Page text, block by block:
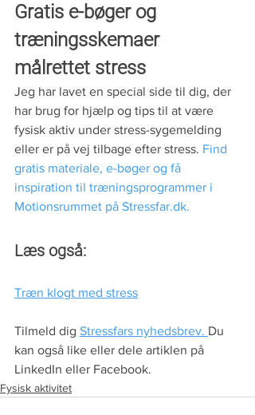
Gratis e-bøger og
træningsskemaer
målrettet stress
Jeg har lavet en special side til dig, der
har brug for hjælp og tips til at være
fysisk aktiv under stress-sygemelding
eller er på vej tilbage efter stress. Find
gratis materiale, e-bøger og få
inspiration til træningsprogrammer i
Motionsrummet på Stressfar.dk.
Læs også:
Træn klogt med stress
Tilmeld dig Stressfars nyhedsbrev. Du
kan også like eller dele artiklen på
LinkedIn eller Facebook.
Fysisk aktivitet